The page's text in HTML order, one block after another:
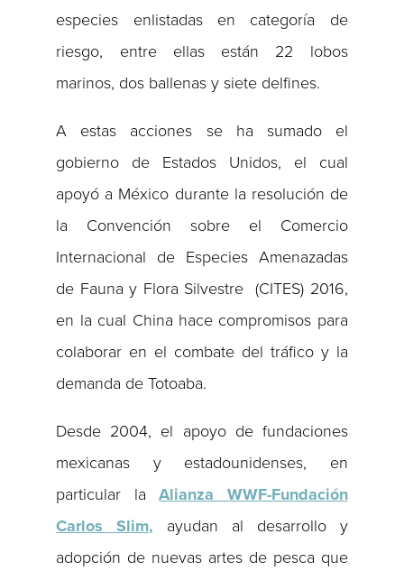
especies enlistadas en categoría de
riesgo, entre ellas están 22 lobos
marinos, dos ballenas y siete delfines.
A estas acciones se ha sumado el
gobierno de Estados Unidos, el cual
apoyó a México durante la resolución de
la Convención sobre el Comercio
Internacional de Especies Amenazadas
de Fauna y Flora Silvestre (CITES) 2016,
en la cual China hace compromisos para
colaborar en el combate del tráfico y la
demanda de Totoaba.
Desde 2004, el apoyo de fundaciones
mexicanas y estadounidenses, en
particular la
Alianza WWF-Fundación
Carlos Slim, ayudan al desarrollo y
adopción de nuevas artes de pesca que